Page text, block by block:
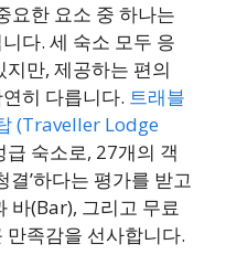
요한 요소 중 하나는
다. 세 숙소 모두 응
만, 제공하는 편의
히 다릅니다. 트래블
(Traveller Lodge
급 숙소로, 27개의 객
결’하다는 평가를 받고
바(Bar), 그리고 무료
족감을 선사합니다.